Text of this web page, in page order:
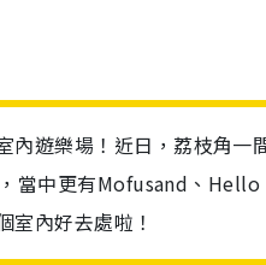
內遊樂場！近日，荔枝角
當中更有Mofusand、
室內好去處啦！